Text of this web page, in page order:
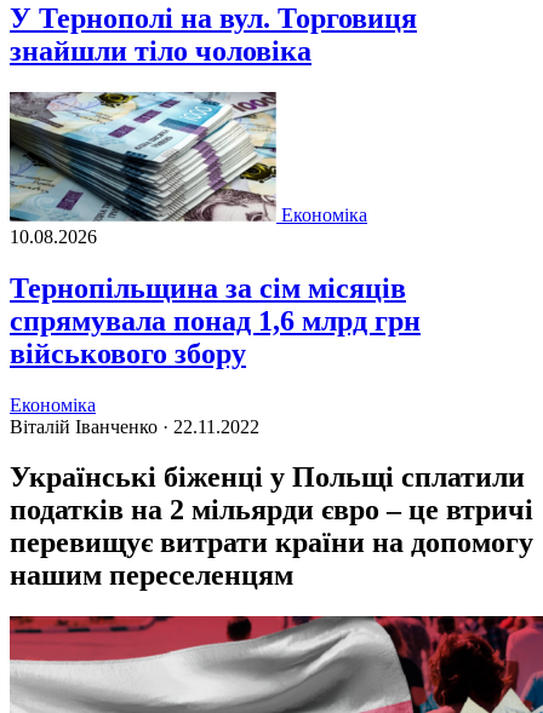
У Тернополі на вул. Торговиця
знайшли тіло чоловіка
Економіка
10.08.2026
Тернопільщина за сім місяців
спрямувала понад 1,6 млрд грн
військового збору
Економіка
Віталій Іванченко · 22.11.2022
Українські біженці у Польщі сплатили
податків на 2 мільярди євро – це втричі
перевищує витрати країни на допомогу
нашим переселенцям